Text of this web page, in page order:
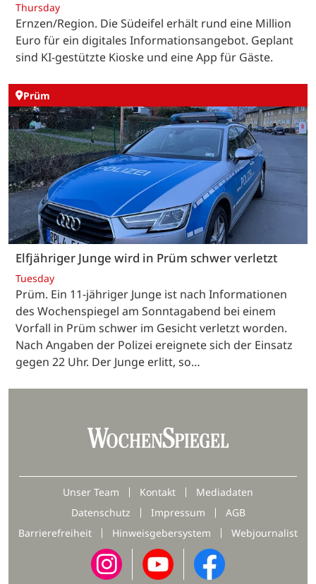
Thursday
Ernzen/Region. Die Südeifel erhält rund eine Million
Euro für ein digitales Informationsangebot. Geplant
sind KI-gestützte Kioske und eine App für Gäste.
Prüm
Elfjähriger Junge wird in Prüm schwer verletzt
Tuesday
Prüm. Ein 11-jähriger Junge ist nach Informationen
des Wochenspiegel am Sonntagabend bei einem
Vorfall in Prüm schwer im Gesicht verletzt worden.
Nach Angaben der Polizei ereignete sich der Einsatz
gegen 22 Uhr. Der Junge erlitt, so…
Unser Team Kontakt
Mediadaten
Datenschutz
Impressum
AGB
Barrierefreiheit
Hinweisgebersystem Webjournalist